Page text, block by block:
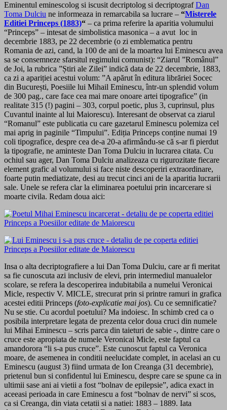
Eminentul eminescolog si iscusit decriptolog si decriptografDan
Toma Dulciu ne informeaza in remarcabila sa lucrare – “Misterele
Editiei Princeps (1883)“ – ca prima referire la aparitia volumului
“Princeps” – intesat de simbolistica masonica – a avut loc in
decembrie 1883, pe 22 decembrie (o zi emblematica pentru
Romania de azi, cand, la 100 de ani de la moartea lui Eminescu avea
sa se consemneze sfarsitul regimului comunist): “Ziarul ”Românul”
de Joi, la rubrica ”Știri ale Zilei” indică data de 22 decembrie, 1883,
ca zi a apariției acestui volum: ”A apărut în editura librăriei Socec
din București, Poesiile lui Mihail Eminescu, într-un splendid volum
de 300 pag., care face cea mai mare onoare artei tipografice” (in
realitate 315 (!) pagini – 303, corpul poetic, plus 3, cuprinsul, plus
Cuvantul inainte al lui Maiorescu). Interesant de observat ca ziarul
“Romanul” este publicatia cu care gazetarul Eminescu polemiza cel
mai aprig in paginile “Timpului”. Ediția Princeps conține numai 19
coli tipografice, despre cea de-a 20-a afirmându-se că s-ar fi pierdut
la tipografie, ne aminteste Dan Toma Dulciu in lucrarea citata. Cu
ochiul sau ager, Dan Toma Dulciu analizeaza cu rigurozitate fiecare
element grafic al volumului si face niste descoperiri extraordinare,
foarte putin mediatizate, desi au trecut cinci ani de la aparitia lucrarii
sale. Unele se refera clar la eliminarea poetului prin incarcerare si
moarte civila. Redam doua aici:
Insa o alta decriptografiere a lui Dan Toma Dulciu, care ar fi meritat
sa fie cunoscuta azi inclusiv de elevi, prin intermediul manualelor
scolare, se refera la descoperirea indubitabila a numelui Veronicai
Micle, respectiv V. MICLE, strecurat prin si printre ramuri in grafica
acestei editii Princeps (foto-explicatie mai jos). Cu ce semnificatie?
Nu se stie. Cu acordul poetului? Ma indoiesc. In schimb cred ca o
posibila interpretare legata de prezenta celor doua cruci din numele
lui Mihai Eminescu – scris parca din taieturi de sabie -, dintre care o
cruce este apropiata de numele Veronicai Micle, este faptul ca
amandorora “li s-a pus cruce”. Este cunoscut faptul ca Veronica
moare, de asemenea in conditii neelucidate complet, in acelasi an cu
Eminescu (august 3) fiind urmata de Ion Creanga (31 decembrie),
prietenul bun si confidentul lui Eminescu, despre care se spune ca in
ultimii sase ani ai vietii a fost “bolnav de epilepsie”, adica exact in
aceeasi perioada in care Eminescu a fost “bolnav de nervi” si scos,
ca si Creanga, din viata cetatii si a natiei: 1883 – 1889. Iata